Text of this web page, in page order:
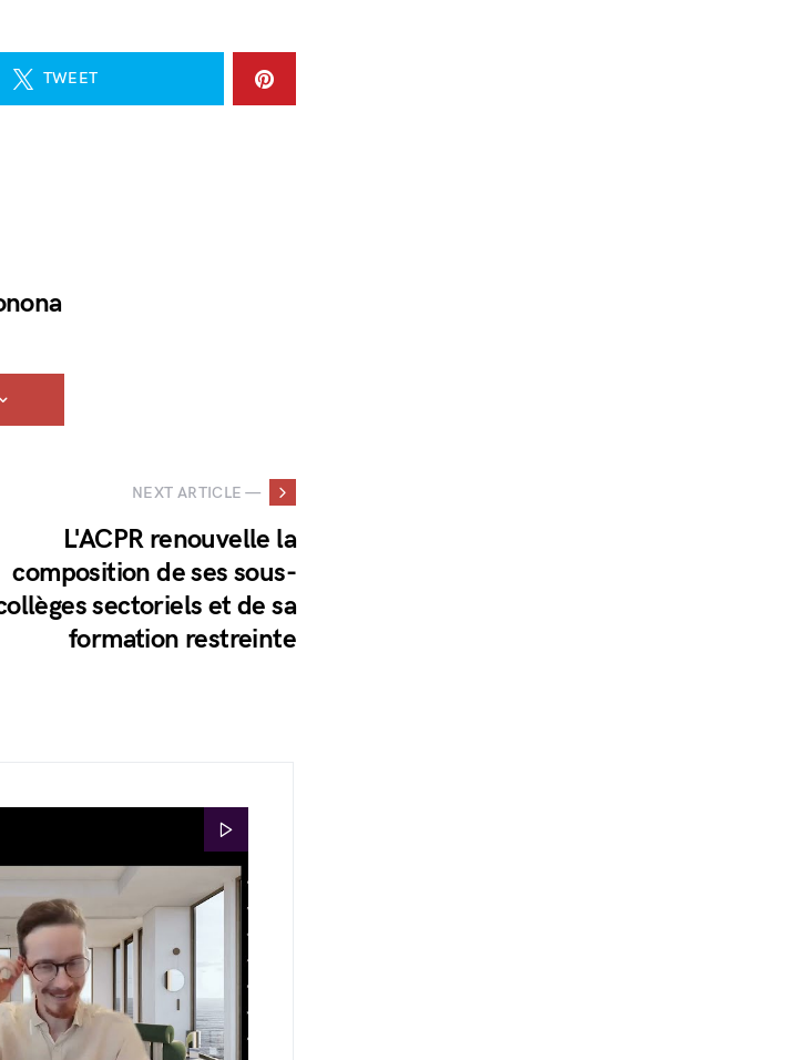
TWEET
NEXT ARTICLE —
L'ACPR renouvelle la
composition de ses sous-
sectoriels et de sa
formation restreinte